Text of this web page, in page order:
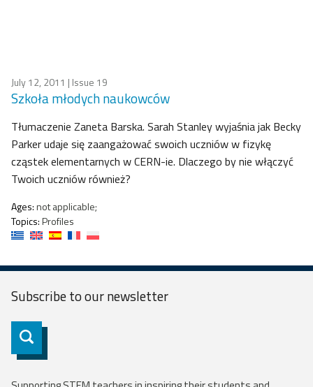
July 12, 2011 | Issue 19
Szkoła młodych naukowców
Tłumaczenie Zaneta Barska. Sarah Stanley wyjaśnia jak Becky
Parker udaje się zaangażować swoich uczniów w fizykę
cząstek elementarnych w CERN-ie. Dlaczego by nie włączyć
Twoich uczniów również?
Ages:not applicable;
Topics:Profiles
Subscribe to ournewsletter
Subscribe